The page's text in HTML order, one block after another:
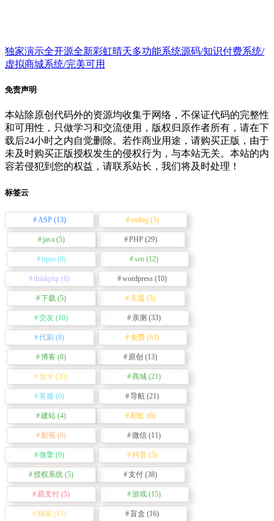
独家演示全开源全新彩虹晴天多功能系统源码/知识付费系统/
虚拟商城系统/完美可用
免责声明
本站除原创代码外的资源均收集于网络，不保证代码的完整性
和可用性，只做学习和交流使用，版权归原作者所有，请在下
载后24小时之内自觉删除。若作商业用途，请购买正版，由于
未及时购买正版授权发生的侵权行为，与本站无关。本站的内
容若侵犯到您的权益，请联系站长，我们将及时处理！
标签云
ASP(13) emlog(5)
java(5) PHP(29)
ripro(8) seo (12)
thinkphp (6) wordpress (10)
下载 (5) 主题 (5)
交友 (10) 亲测 (33)
代刷 (8) 免费 (63)
博客 (8) 原创 (13)
发卡 (20) 商城 (21)
客服 (6) 导航 (21)
建站 (4) 彩虹 (6)
影视 (6) 微信 (11)
微擎 (9) 抖音 (5)
授权系统 (5) 支付 (38)
易支付 (5) 游戏 (15)
独家 (15) 盲盒 (16)